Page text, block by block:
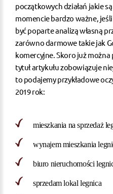
początkowych działań jakie
momencie bardzo ważne,
być poparte analizą własną
zarówno darmowe takie jak
komercyjne. Skoro już
tytuł artykułu zobowiązuje
to podajemy przykładowe
2019 rok:
mieszkania na sprzedaż
wynajem mieszkania
biuro nieruchomości
sprzedam lokal legnica